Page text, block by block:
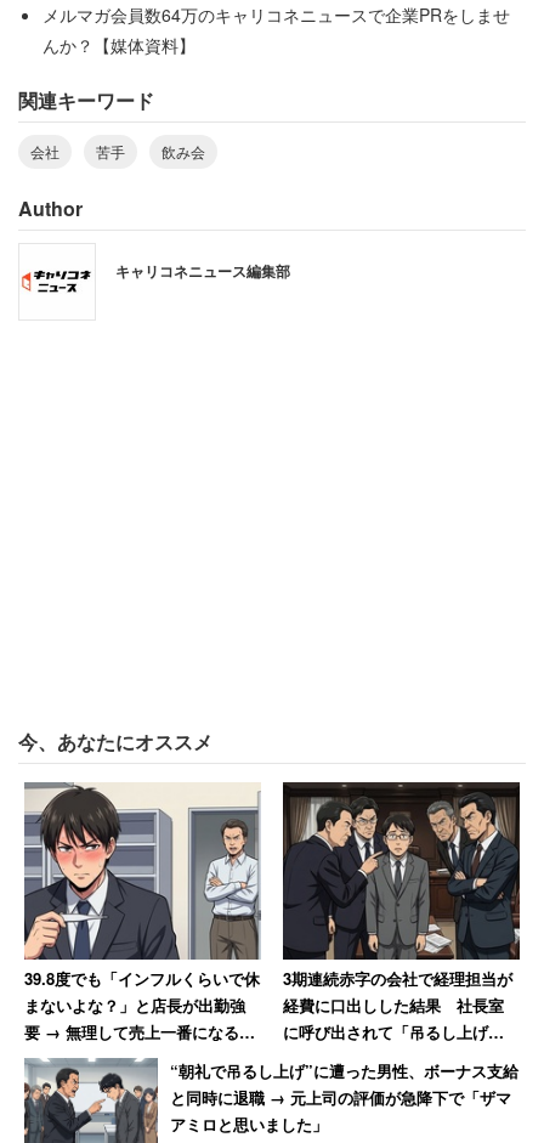
「お酒を飲む人に求めること」としては41.1％が「酔っ払
ては「迷惑」（36.9％）「翌日まで引きずらないでほし
い」（22.6％）「近づかないでほしい」（15.8％）などと
約8割の人が嫌悪感を持っていることが分かった。
メルマガ会員数64万のキャリコネニュースで企業PRをしませ
んか？【媒体資料】
関連キーワード
会社 苦手 飲み会
Author
キャリコネニュース編集部
今、あなたにオススメ
39.8度でも「インフルくらいで休
まないよな？」と店長が出勤強
要 → 無理して売上一番になると
「ずっとインフルでいいんじゃ
ないか？」と言われて激怒した
男性
3期連続赤字の会社で経理担当が
経費に口出しした結果 社長室
に呼び出されて「吊るし上げ」
“朝礼で吊るし上げ”に遭った男性、ボーナス支給
と同時に退職 → 元上司の評価が急降下で「ザマ
アミロと思いました」